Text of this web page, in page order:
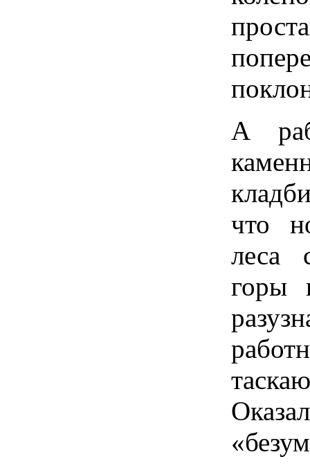
А
что
леса
горы